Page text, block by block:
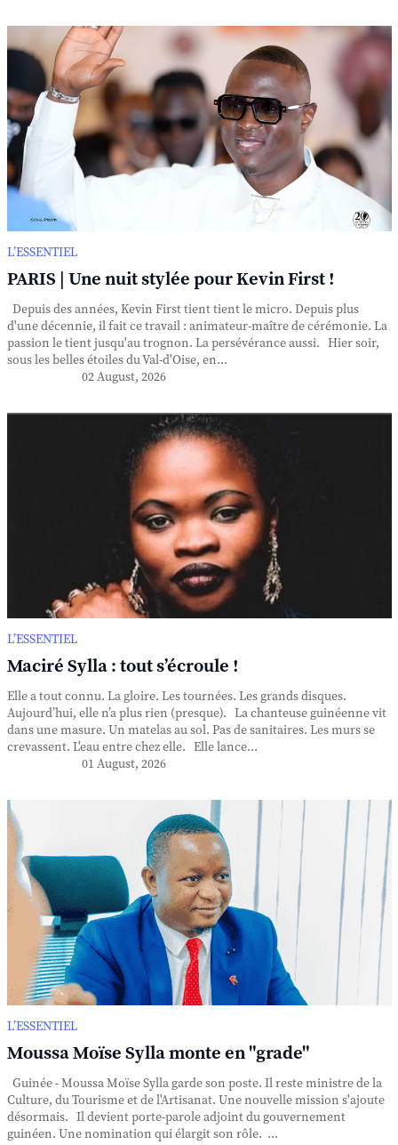
L’ESSENTIEL
PARIS | Une nuit stylée pour Kevin First !
Depuis des années, Kevin First tient tient le micro. Depuis plus
d'une décennie, il fait ce travail : animateur-maître de cérémonie. La
passion le tient jusqu'au trognon. La persévérance aussi. Hier soir,
sous les belles étoiles du Val-d'Oise, en...
02 August, 2026
L’ESSENTIEL
Maciré Sylla : tout s’écroule !
Elle a tout connu. La gloire. Les tournées. Les grands disques.
Aujourd’hui, elle n’a plus rien (presque). La chanteuse guinéenne vit
dans une masure. Un matelas au sol. Pas de sanitaires. Les murs se
crevassent. L'eau entre chez elle. Elle lance...
01 August, 2026
L’ESSENTIEL
Moussa Moïse Sylla monte en "grade"
Guinée - Moussa Moïse Sylla garde son poste. Il reste ministre de la
Culture, du Tourisme et de l'Artisanat. Une nouvelle mission s'ajoute
désormais. Il devient porte-parole adjoint du gouvernement
guinéen. Une nomination qui élargit son rôle. ...